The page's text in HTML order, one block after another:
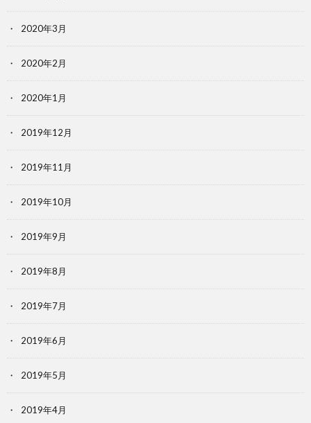
2020年3月
2020年2月
2020年1月
2019年12月
2019年11月
2019年10月
2019年9月
2019年8月
2019年7月
2019年6月
2019年5月
2019年4月